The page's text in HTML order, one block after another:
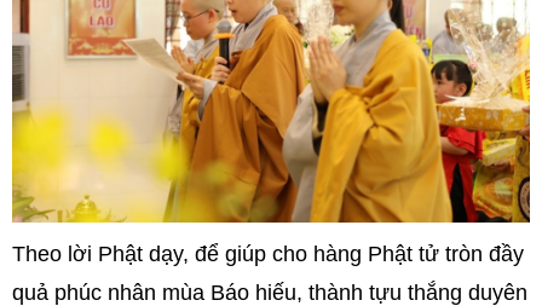
Theo lời Phật dạy, để giúp cho hàng Phật tử tròn đầy
quả phúc nhân mùa Báo hiếu, thành tựu thắng duyên